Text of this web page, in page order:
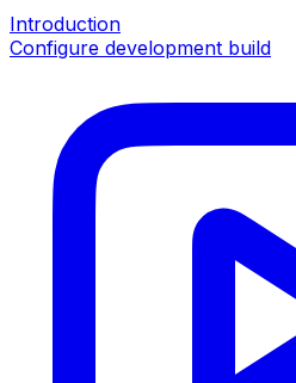
Introduction
Configure development build